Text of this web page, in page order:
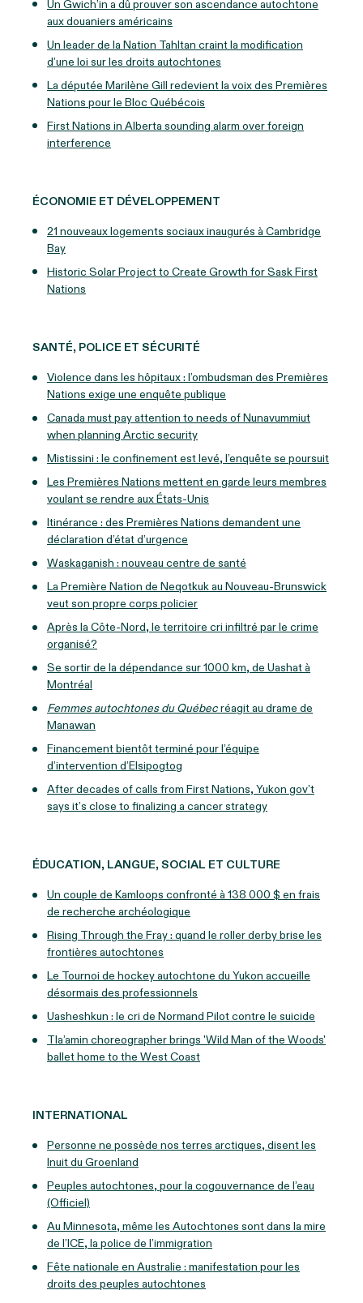
Un Gwich’in a dû prouver son ascendance autochtone
aux douaniers américains
Un leader de la Nation Tahltan craint la modification
d’une loi sur les droits autochtones
La députée Marilène Gill redevient la voix des Premières
Nations pour le Bloc Québécois
First Nations in Alberta sounding alarm over foreign
interference
ÉCONOMIE ET DÉVELOPPEMENT
21 nouveaux logements sociaux inaugurés à Cambridge
Bay
Historic Solar Project to Create Growth for Sask First
Nations
SANTÉ, POLICE ET SÉCURITÉ
Violence dans les hôpitaux : l’ombudsman des Premières
Nations exige une enquête publique
Canada must pay attention to needs of Nunavummiut
when planning Arctic security
Mistissini : le confinement est levé, l’enquête se poursuit
Les Premières Nations mettent en garde leurs membres
voulant se rendre aux États-Unis
Itinérance : des Premières Nations demandent une
déclaration d’état d’urgence
Waskaganish : nouveau centre de santé
La Première Nation de Neqotkuk au Nouveau-Brunswick
veut son propre corps policier
Après la Côte-Nord, le territoire cri infiltré par le crime
organisé?
Se sortir de la dépendance sur 1000 km, de Uashat à
Montréal
Femmes autochtones du Québecréagit au drame de
Manawan
Financement bientôt terminé pour l’équipe
d’intervention d’Elsipogtog
After decades of calls from First Nations, Yukon gov’t
says it’s close to finalizing a cancer strategy
ÉDUCATION, LANGUE, SOCIAL ET CULTURE
Un couple de Kamloops confronté à 138 000 $ en frais
de recherche archéologique
Rising Through the Fray : quand le roller derby brise les
frontières autochtones
Le Tournoi de hockey autochtone du Yukon accueille
désormais des professionnels
Uasheshkun : le cri de Normand Pilot contre le suicide
Tla’amin choreographer brings 'Wild Man of the Woods'
ballet home to the West Coast
INTERNATIONAL
Personne ne possède nos terres arctiques, disent les
Inuit du Groenland
Peuples autochtones, pour la cogouvernance de l’eau
(Officiel)
Au Minnesota, même les Autochtones sont dans la mire
de l’ICE, la police de l’immigration
Fête nationale en Australie : manifestation pour les
droits des peuples autochtones